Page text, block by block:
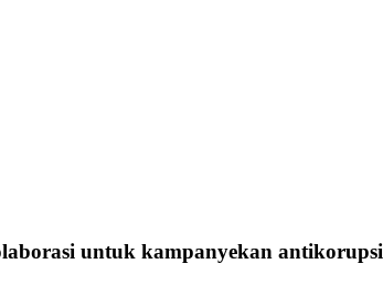
untuk kampanyekan antikorupsi